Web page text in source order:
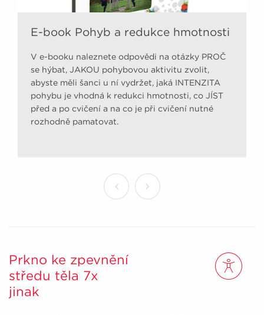
E-book Pohyb a redukce hmotnosti
V e-booku naleznete odpovědi na otázky PROČ
se hýbat, JAKOU pohybovou aktivitu zvolit,
abyste měli šanci u ní vydržet, jaká INTENZITA
pohybu je vhodná k redukci hmotnosti, co JÍST
před a po cvičení a na co je při cvičení nutné
rozhodně pamatovat.
Prkno ke zpevnění
středu těla 7x
jinak